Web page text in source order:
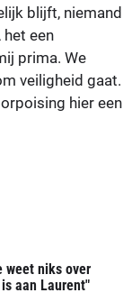
blijft, niemand
een
prima. We
veiligheid gaat.
hier een
weet niks over
aan Laurent"